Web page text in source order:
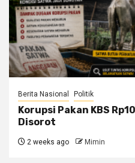
Berita Nasional Politik
Korupsi Pakan KBS
Disorot
2 weeks ago Mimin